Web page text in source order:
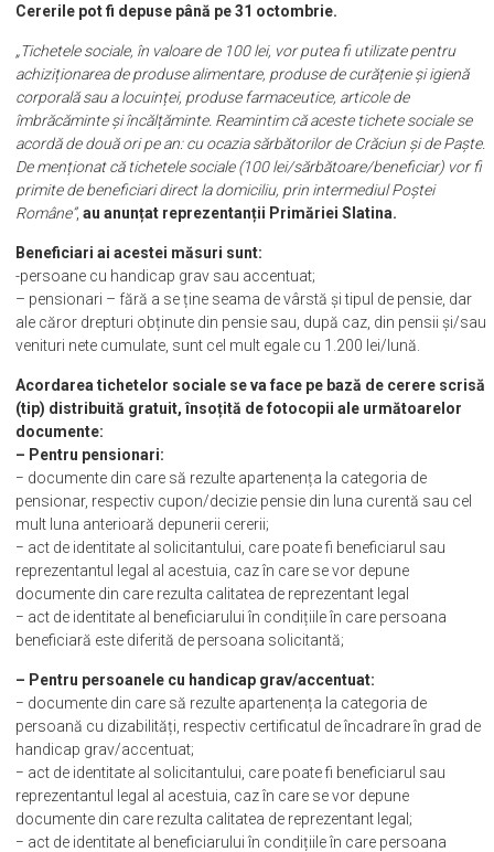
Primăria Slatina a demarat cel de al XIII-lea sezon pentru
Cererile pot fi depuse până pe 31 octombrie.
„Tichetele sociale, în valoare de 100 lei, vor putea fi utilizate pentru
achiziționarea de produse alimentare, produse de curățenie și igienă
corporală sau a locuinței, produse farmaceutice, articole de
îmbrăcăminte și încălțăminte. Reamintim că aceste tichete sociale se
acordă de două ori pe an: cu ocazia sărbătorilor de Crăciun și de Paște.
De menționat că tichetele sociale (100 lei/sărbătoare/beneficiar) vor fi
Române”,au anunțat reprezentanții Primăriei Slatina.
Beneficiari ai acestei măsuri sunt:
-persoane cu handicap grav sau accentuat;
– pensionari – fără a se ține seama de vârstă și tipul de pensie, dar
venituri nete cumulate, sunt cel mult egale cu 1.200 lei/lună.
Acordarea tichetelor sociale se va face pe bază de cerere scrisă
(tip) distribuită gratuit, însoțită de fotocopii ale următoarelor
documente:
– Pentru pensionari:
− documente din care să rezulte apartenența la categoria de
pensionar, respectiv cupon/decizie pensie din luna curentă sau cel
mult luna anterioară depunerii cererii;
− act de identitate al solicitantului, care poate fi beneficiarul sau
reprezentantul legal al acestuia, caz în care se vor depune
documente din care rezulta calitatea de reprezentant legal
beneficiară este diferită de persoana solicitantă;
– Pentru persoanele cu handicap grav/accentuat:
− documente din care să rezulte apartenența la categoria de
persoană cu dizabilități, respectiv certificatul de încadrare în grad de
handicap grav/accentuat;
− act de identitate al solicitantului, care poate fi beneficiarul sau
reprezentantul legal al acestuia, caz în care se vor depune